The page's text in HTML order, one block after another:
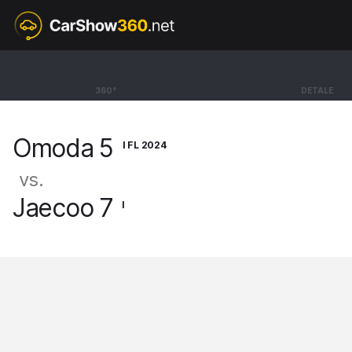
360° DETALE
Omoda 5 I FL 2024
vs.
Jaecoo 7 I